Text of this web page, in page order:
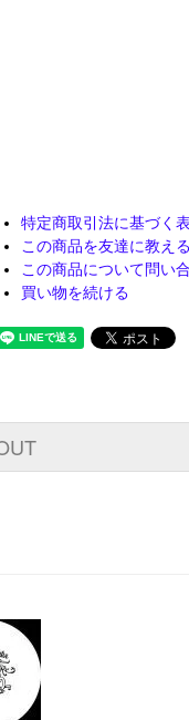
特定商取引法に基づく
この商品を友達に教える
この商品について問い
買い物を続ける